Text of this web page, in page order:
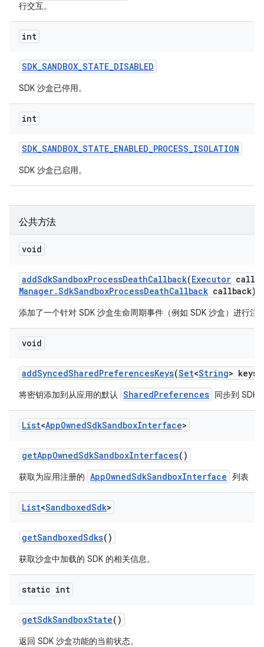
行交互。
int
SDK_SANDBOX_STATE_DISABLED
SDK 沙盒已停用。
int
SDK_SANDBOX_STATE_ENABLED_PROCESS_ISOLATION
SDK 沙盒已启用。
公共方法
void
addSdkSandboxProcessDeathCallback(Executor
Manager.SdkSandboxProcessDeathCallback callback)
添加了一个针对 SDK 沙盒生命周期事件（例如 SDK 沙盒）进行注
void
addSyncedSharedPreferencesKeys(Set<String> keys)
将密钥添加到从应用的默认 SharedPreferences 同步到 SDK
List<AppOwnedSdkSandboxInterface>
getAppOwnedSdkSandboxInterfaces()
获取为应用注册的 AppOwnedSdkSandboxInterface 列表
List<SandboxedSdk>
getSandboxedSdks()
获取沙盒中加载的 SDK 的相关信息。
static int
getSdkSandboxState()
返回 SDK 沙盒功能的当前状态。